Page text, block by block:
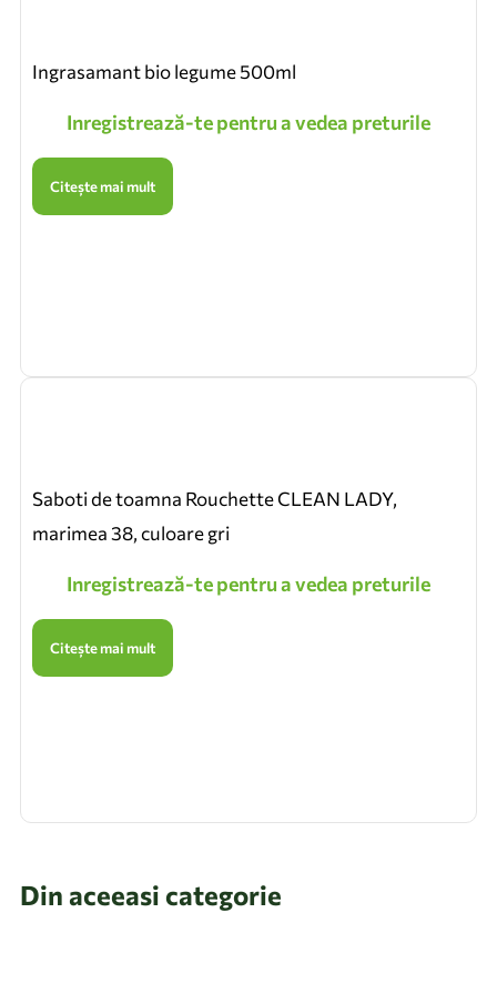
Ingrasamant bio legume 500ml
Inregistrează-te pentru a vedea preturile
Citește mai mult
Saboti de toamna Rouchette CLEAN LADY,
marimea 38, culoare gri
Inregistrează-te pentru a vedea preturile
Citește mai mult
Din aceeasi categorie